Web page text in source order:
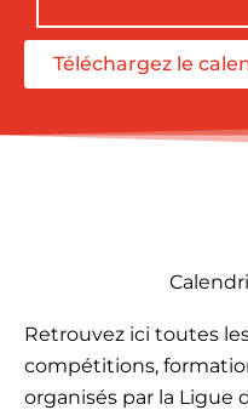
Téléchargez le
Retrouvez ici toutes
compétitions,
organisés par la Ligue